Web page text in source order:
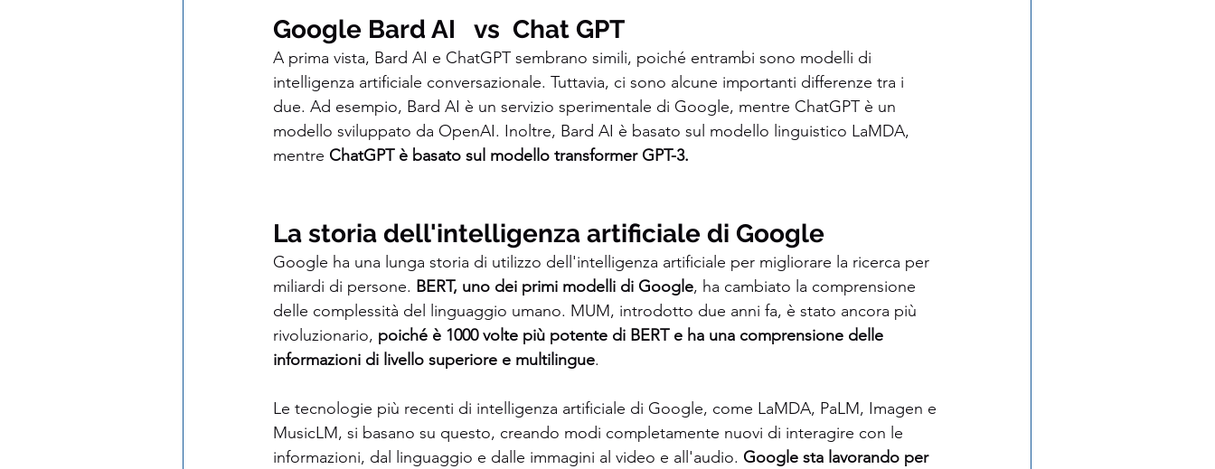
Google Bard AI   vs  Chat GPT
A prima vista, Bard AI e ChatGPT sembrano simili, poiché entrambi sono modelli di
intelligenza artificiale conversazionale. Tuttavia, ci sono alcune importanti differenze tra i
due. Ad esempio, Bard AI è un servizio sperimentale di Google, mentre ChatGPT è un
modello sviluppato da OpenAI. Inoltre, Bard AI è basato sul modello linguistico LaMDA,
mentre ChatGPT è basato sul modello transformer GPT-3.
La storia dell'intelligenza artificiale di Google
Google ha una lunga storia di utilizzo dell'intelligenza artificiale per migliorare la ricerca per
miliardi di persone. BERT, uno dei primi modelli di Google, ha cambiato la comprensione
delle complessità del linguaggio umano. MUM, introdotto due anni fa, è stato ancora più
rivoluzionario, poiché è 1000 volte più potente di BERT e ha una comprensione delle
informazioni di livello superiore e multilingue.
Le tecnologie più recenti di intelligenza artificiale di Google, come LaMDA, PaLM, Imagen e
MusicLM, si basano su questo, creando modi completamente nuovi di interagire con le
informazioni, dal linguaggio e dalle immagini al video e all'audio. Google sta lavorando per